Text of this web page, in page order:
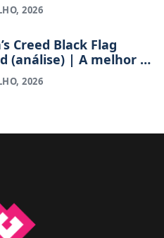
2026
Creed Black Flag
(análise) | A melhor e
no mesmo jogo
2026